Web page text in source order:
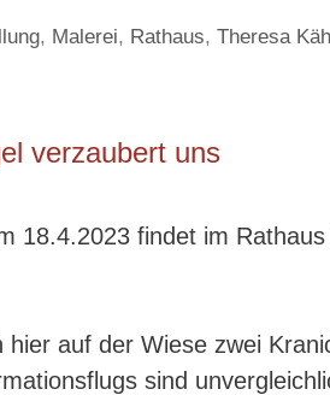
, Malerei, Rathaus,Theresa
verzaubert uns
18.4.2023 findet im
auf der Wiese zwei
sind